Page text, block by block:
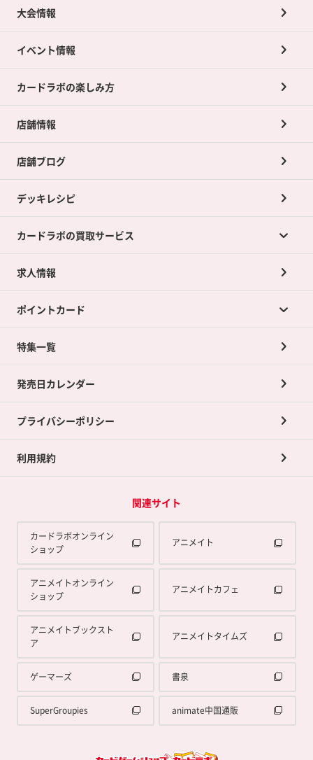
大会情報
イベント情報
カードラボの楽しみ方
店舗情報
店舗ブログ
デッキレシピ
カードラボの買取サービス
カードラボの買取サービスTOP
店舗買取について
ネット買取について
買取承諾書について
求人情報
ポイントカード
ポイントカードTOP
ポイント交換景品
特集一覧
発売日カレンダー
プライバシーポリシー
利用規約
関連サイト
カードラボオンライン
ショップ
アニメイト
アニメイトオンライン
ショップ
アニメイトカフェ
アニメイトブックスト
ア
アニメイトタイムズ
ゲーマーズ 書泉
SuperGroupies animate中国通販